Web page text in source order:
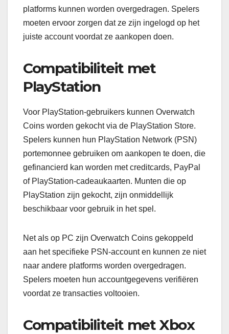
platforms kunnen worden overgedragen. Spelers
moeten ervoor zorgen dat ze zijn ingelogd op het
juiste account voordat ze aankopen doen.
Compatibiliteit met
PlayStation
Voor PlayStation-gebruikers kunnen Overwatch
Coins worden gekocht via de PlayStation Store.
Spelers kunnen hun PlayStation Network (PSN)
portemonnee gebruiken om aankopen te doen, die
gefinancierd kan worden met creditcards, PayPal
of PlayStation-cadeaukaarten. Munten die op
PlayStation zijn gekocht, zijn onmiddellijk
beschikbaar voor gebruik in het spel.
Net als op PC zijn Overwatch Coins gekoppeld
aan het specifieke PSN-account en kunnen ze niet
naar andere platforms worden overgedragen.
Spelers moeten hun accountgegevens verifiëren
voordat ze transacties voltooien.
Compatibiliteit met Xbox